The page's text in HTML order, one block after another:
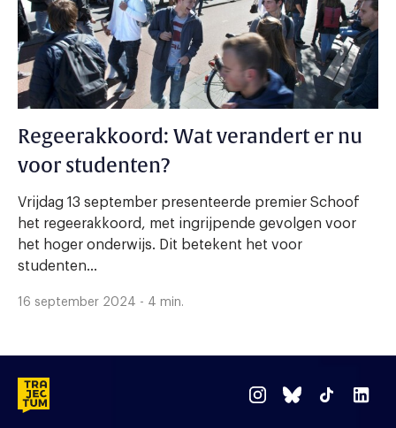
Regeerakkoord: Wat verandert er nu
voor studenten?
Vrijdag 13 september presenteerde premier Schoof
het regeerakkoord, met ingrijpende gevolgen voor
het hoger onderwijs. Dit betekent het voor
studenten...
16 september 2024 - 4 min.